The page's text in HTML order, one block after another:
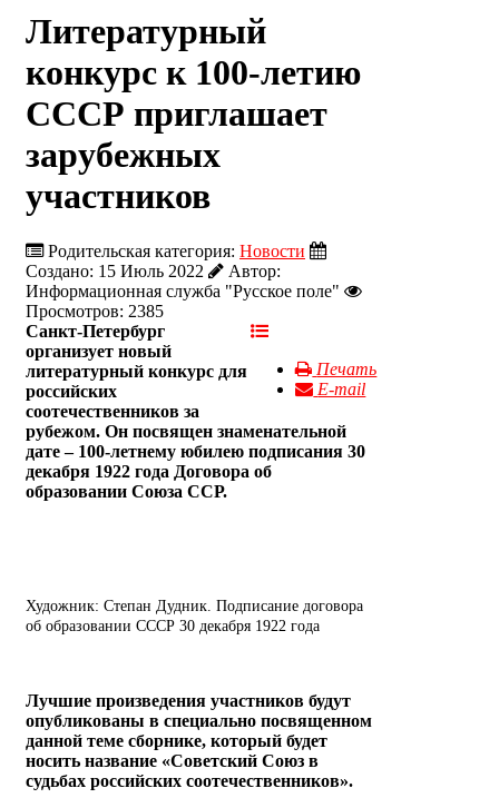
Литературный
конкурс к 100-летию
СССР приглашает
зарубежных
участников
Родительская категория: Новости
Создано: 15 Июль 2022
Автор:
Информационная служба "Русское поле"
Просмотров: 2385
Печать
E-mail
Санкт-Петербург
организует новый
литературный конкурс для
российских
соотечественников за
рубежом. Он посвящен знаменательной
дате – 100-летнему юбилею подписания 30
декабря 1922 года Договора об
образовании Союза ССР.
Художник: Степан Дудник. Подписание договора
об образовании СССР 30 декабря 1922 года
Лучшие произведения участников будут
опубликованы в специально посвященном
данной теме сборнике, который будет
носить название «Советский Союз в
судьбах российских соотечественников».